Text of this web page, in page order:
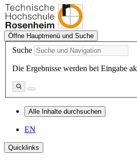
Öffne Hauptmenü und Suche
Suche
Die Ergebnisse werden bei Eingabe
Alle Inhalte durchsuchen
EN
Quicklinks